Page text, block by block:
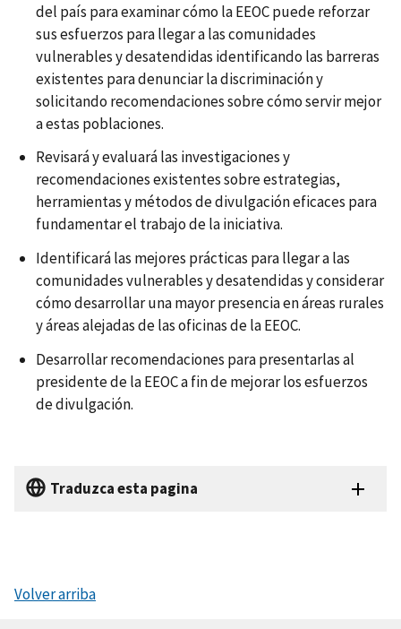
del país para examinar cómo la EEOC puede reforzar
sus esfuerzos para llegar a las comunidades
vulnerables y desatendidas identificando las barreras
existentes para denunciar la discriminación y
solicitando recomendaciones sobre cómo servir mejor
a estas poblaciones.
Revisará y evaluará las investigaciones y
recomendaciones existentes sobre estrategias,
herramientas y métodos de divulgación eficaces para
fundamentar el trabajo de la iniciativa.
Identificará las mejores prácticas para llegar a las
comunidades vulnerables y desatendidas y considerar
cómo desarrollar una mayor presencia en áreas rurales
y áreas alejadas de las oficinas de la EEOC.
Desarrollar recomendaciones para presentarlas al
presidente de la EEOC a fin de mejorar los esfuerzos
de divulgación.
Traduzca esta pagina
Volver arriba